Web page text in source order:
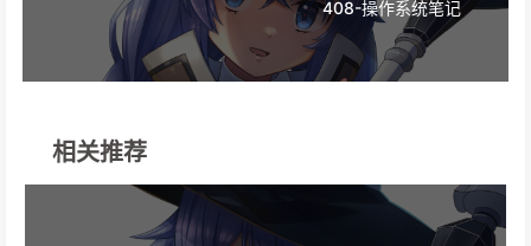
408-操作系统笔记
相关推荐